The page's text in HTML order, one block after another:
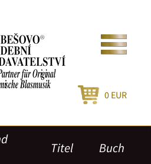
0 EUR
Titel Buch